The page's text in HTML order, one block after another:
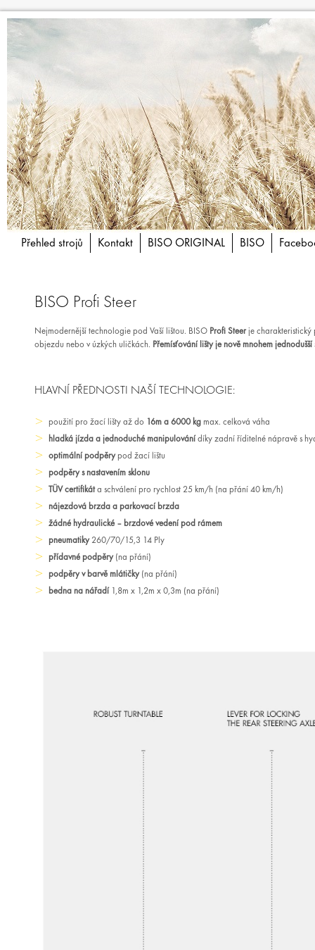
Přehled strojů Kontakt BISO ORIGINAL BISO
BISO Profi Steer
Nejmodernější technologie pod Vaší lištou. BISO Profi Steer je charakteristický
objezdu nebo v úzkých uličkách. Přemísťování lišty je nově mnohem jednodušší
HLAVNÍ PŘEDNOSTI NAŠÍ TECHNOLOGIE:
použití pro žací lišty až do 16m a 6000 kg max. celková váha
hladká jízda a jednoduché manipulování díky zadní říditelné nápravě s
optimální podpěrypod žací lištu
podpěry s nastavením sklonu
TÜV certifikáta schválení pro rychlost 25 km/h (na přání 40 km/h)
nájezdová brzda a parkovací brzda
žádné hydraulické – brzdové vedení pod rámem
pneumatiky260/70/15,3 14 Ply
přídavné podpěry(na přání)
podpěry v barvě mlátičky(na přání)
bedna na nářadí 1,8m x 1,2m x 0,3m (na přání)